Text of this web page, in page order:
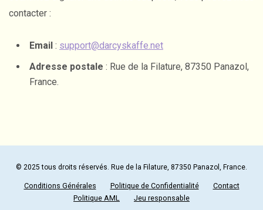
contacter :
Email : support@darcyskaffe.net
Adresse postale : Rue de la Filature, 87350 Panazol,
France.
© 2025 tous droits réservés. Rue de la Filature, 87350 Panazol, France.
Conditions Générales Politique de Confidentialité
Contact
Politique AML
Jeu responsable